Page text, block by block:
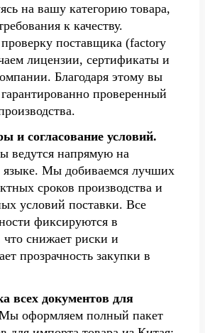
на вашу категорию товара,
к качеству.
поставщика (factory
лицензии, сертификаты и
Благодаря этому вы
проверенный
и согласование условий.
ведутся напрямую на
языке. Мы добиваемся лучших
сроков производства и
условий поставки. Все
фиксируются в
что снижает риски и
прозрачность закупки в
всех документов для
оформляем полный пакет